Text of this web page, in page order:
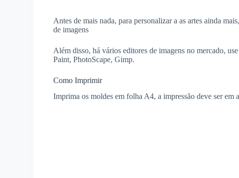
Antes de mais nada, para personalizar a as artes ainda
de imagens
Além disso, há vários editores de imagens no mercado,
Paint, PhotoScape, Gimp.
Como Imprimir
Imprima os moldes em folha A4, a impressão deve ser em